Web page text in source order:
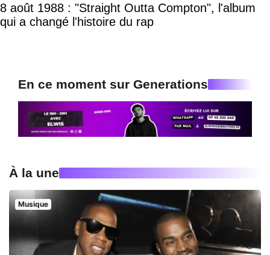
8 août 1988 : "Straight Outta Compton", l'album
qui a changé l'histoire du rap
En ce moment sur Generations
À la une
Musique